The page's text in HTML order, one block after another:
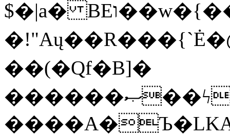
$�|a� BEו��w�{���;���q�X��d%�������W� hU�(�1�Ū}9�S�F<��i�L3�;�
��(�Qf�B]�
������ޞ��ϟak��r��_39$�8�p���7�2�yIZ�R��x��/